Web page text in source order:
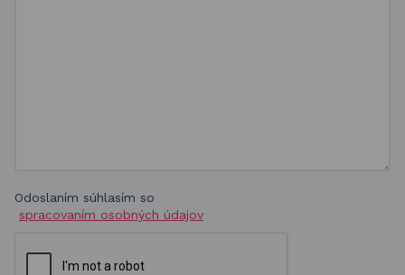
Odoslaním súhlasím so
spracovaním osobných údajov